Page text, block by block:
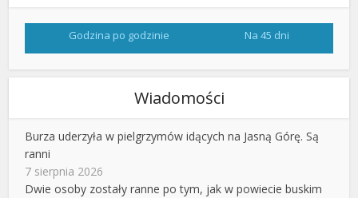
Godzina po godzinie Na 45 dni
Wiadomości
Burza uderzyła w pielgrzymów idących na Jasną Górę. Są
ranni
7 sierpnia 2026
Dwie osoby zostały ranne po tym, jak w powiecie buskim